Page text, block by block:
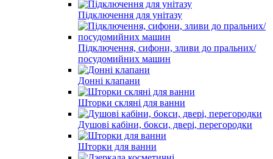
Підключення для унітазу
Підключення, сифони, зливи до пральних/
посудомийних машин
Донні клапани
Шторки скляні для ванни
Душові кабіни, бокси, двері, перегородки
Шторки для ванни